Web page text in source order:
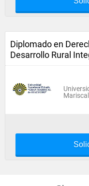
Diplomado en
Desarrollo Rural